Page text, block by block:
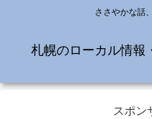
ささやかな話
札幌のローカル情報
スポン